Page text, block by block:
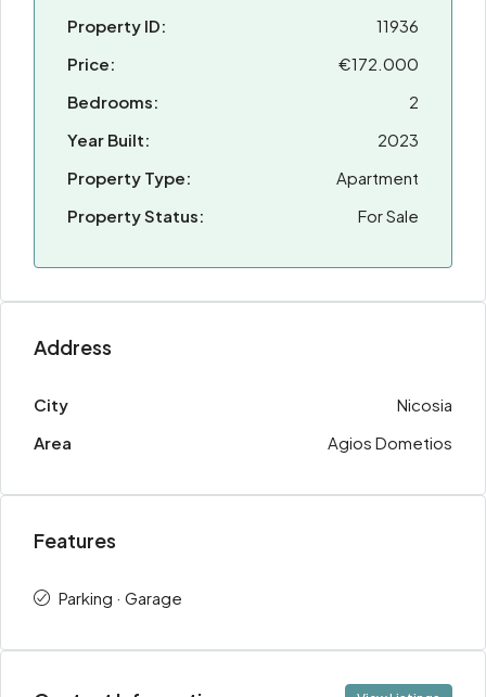
Property ID:
11936
Price:
€172.000
Bedrooms:
2
Year Built:
2023
Property Type:
Apartment
Property Status:
For Sale
Address
City
Nicosia
Area
Agios Dometios
Features
Parking · Garage